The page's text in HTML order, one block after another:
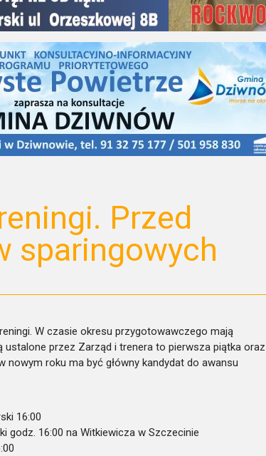
Przed
sparingowych
W czasie okresu przygotowawczego mają
przez Zarząd i trenera to pierwsza piątka oraz
nowym roku ma być główny kandydat do awansu
16:00
godz. 16:00 na Witkiewicza w Szczecinie